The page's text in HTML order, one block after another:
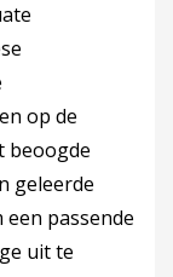
op de
beoogde
geleerde
passende
uit te